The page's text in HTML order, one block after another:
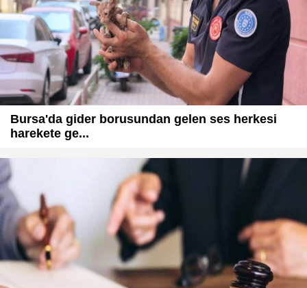
Bursa'da gider borusundan gelen ses herkesi
harekete ge...